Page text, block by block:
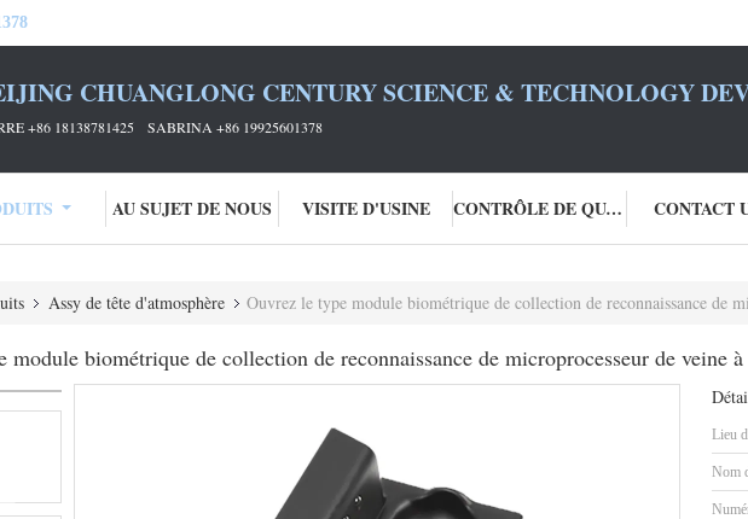
CHUANGLONG CENTURY SCIENCE & TECHNOLOGY
+86 18138781425 SABRINA +86 19925601378
AU SUJET DE NOUS VISITE D'USINE CONTRÔLE DE QUALITÉ CONTACT
Assy de tête d'atmosphère Ouvrez le type module biométrique de collection de reconnaissance de
module biométrique de collection de reconnaissance de microprocesseur de veine
Lieu
Nom